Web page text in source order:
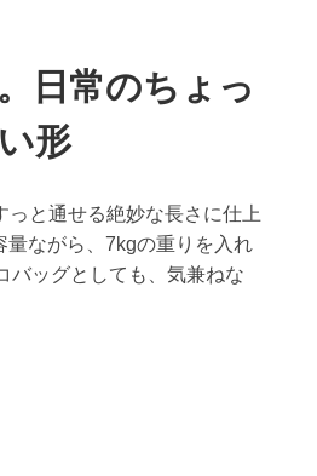
日常のちょっ
形
と通せる絶妙な長さに仕上
ながら、7kgの重りを入れ
バッグとしても、気兼ねな